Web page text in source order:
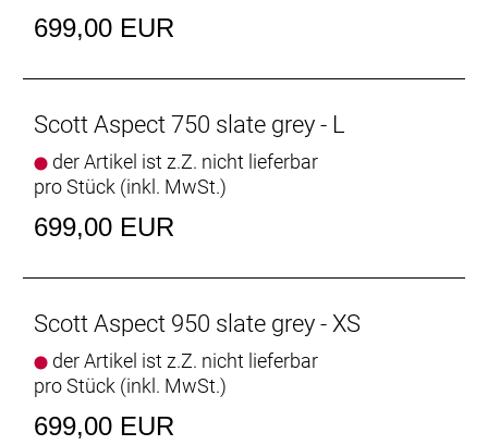
699,00 EUR
Scott Aspect 750 slate grey - L
der Artikel ist z.Z. nicht lieferbar
pro Stück (inkl. MwSt.)
699,00 EUR
Scott Aspect 950 slate grey - XS
der Artikel ist z.Z. nicht lieferbar
pro Stück (inkl. MwSt.)
699,00 EUR